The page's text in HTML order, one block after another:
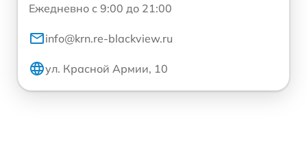
Ежедневно с 9:00 до 21:00
info@krn.re-blackview.ru
ул. Красной Армии, 10